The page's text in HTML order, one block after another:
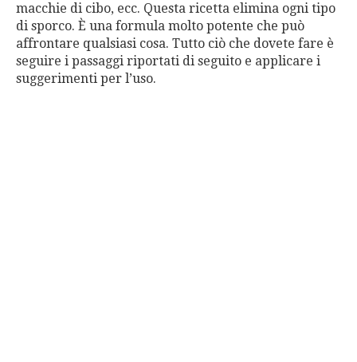
macchie di cibo, ecc. Questa ricetta elimina ogni tipo
di sporco. È una formula molto potente che può
affrontare qualsiasi cosa. Tutto ciò che dovete fare è
seguire i passaggi riportati di seguito e applicare i
suggerimenti per l’uso.